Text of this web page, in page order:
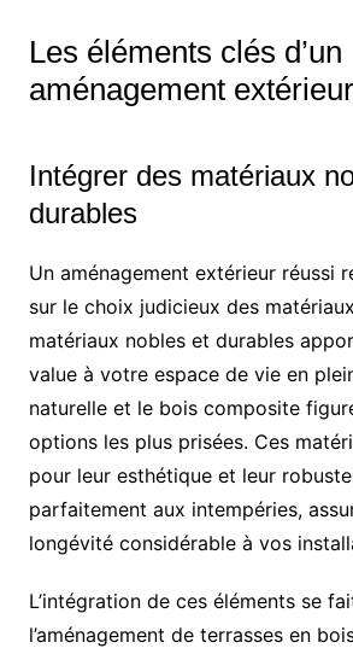
Les éléments clés d’un
aménagement
Intégrer des matériaux
durables
Un aménagement extérieur réussi
sur le choix judicieux des
matériaux nobles et durables
value à votre espace de vie en
naturelle et le bois composite
options les plus prisées. Ces
pour leur esthétique et leur
parfaitement aux intempéries,
longévité considérable à vos
L’intégration de ces éléments se
l’aménagement de terrasses en